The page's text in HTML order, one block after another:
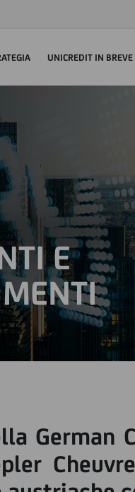
UNICREDIT IN BREVE
E
German